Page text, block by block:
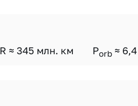
R ≈ 345 млн. км Porb ≈ 6,4